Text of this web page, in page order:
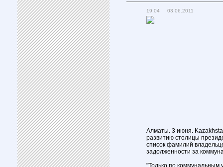
19:04 03.06.2011
Алматы. 3 июня.
развитию столицы
список фамилий
задолженности за
"Только по коммунальным